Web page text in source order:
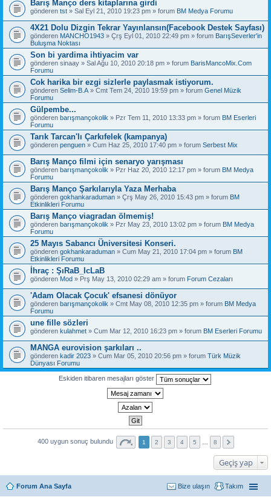
Barış Manço ders kitaplarına girdi
gönderen tst » Sal Eyl 21, 2010 19:23 pm » forum BM Medya Forumu
4X21 Dolu Dizgin Tekrar Yayınlansın(Facebook Destek Sayfası)
gönderen MANCHO1943 » Çrş Eyl 01, 2010 22:49 pm » forum BarışSeverler'in
Buluşma Noktası
Son bi yardima ihtiyacim var
gönderen sinaay » Sal Ağu 10, 2010 20:18 pm » forum BarisMancoMix.Com
Forumu
Cok harika bir ezgi sizlerle paylasmak istiyorum.
gönderen Selim-B.A » Cmt Tem 24, 2010 19:59 pm » forum Genel Müzik
Forumu
Gülpembe...
gönderen barışmançokolik » Pzr Tem 11, 2010 13:33 pm » forum BM Eserleri
Forumu
Tarık Tarcan'lı Çarkıfelek (kampanya)
gönderen penguen » Cum Haz 25, 2010 17:40 pm » forum Serbest Mix
Barış Manço filmi için senaryo yarışması
gönderen barışmançokolik » Pzr Haz 20, 2010 12:17 pm » forum BM Medya
Forumu
Barış Manço Şarkılarıyla Yaza Merhaba
gönderen gokhankaraduman » Çrş May 26, 2010 15:43 pm » forum BM
Etkinlikleri Forumu
Barış Manço viagradan ölmemiş!
gönderen barışmançokolik » Pzr May 23, 2010 13:02 pm » forum BM Medya
Forumu
25 Mayıs Sabancı Üniversitesi Konseri.
gönderen gokhankaraduman » Cum May 21, 2010 17:04 pm » forum BM
Etkinlikleri Forumu
İhraç : ŞıRaB_IcLaB
gönderen Mod » Prş May 13, 2010 02:29 am » forum Forum Cezaları
'Adam Olacak Çocuk' efsanesi dönüyor
gönderen barışmançokolik » Cmt May 08, 2010 12:35 pm » forum BM Medya
Forumu
une fille sözleri
gönderen kulahmet » Cum Mar 12, 2010 16:23 pm » forum BM Eserleri Forumu
MANGA eurovision şarkıları ..
gönderen kadir 2023 » Cum Mar 05, 2010 20:56 pm » forum Türk Müzik
Dünyası Forumu
Eskiden itibaren mesajları göster
400 uygun sonuç bulundu 1 2 3 4 5 8
Geçiş yap
Forum Ana Sayfa Takım
Bize ulaşın